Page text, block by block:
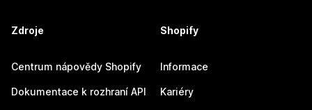
Zdroje
Centrum nápovědy Shopify
Dokumentace k rozhraní API
Shopify
Informace
Kariéry